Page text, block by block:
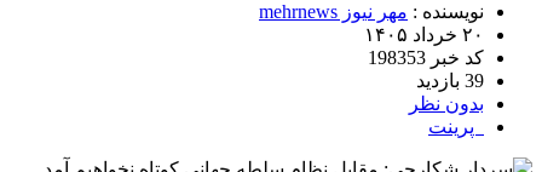
نویسنده : مهر نیوز mehrnews
۲۰ خرداد ۱۴۰۵
کد خبر 198353
39 بازدید
بدون نظر
پرینت